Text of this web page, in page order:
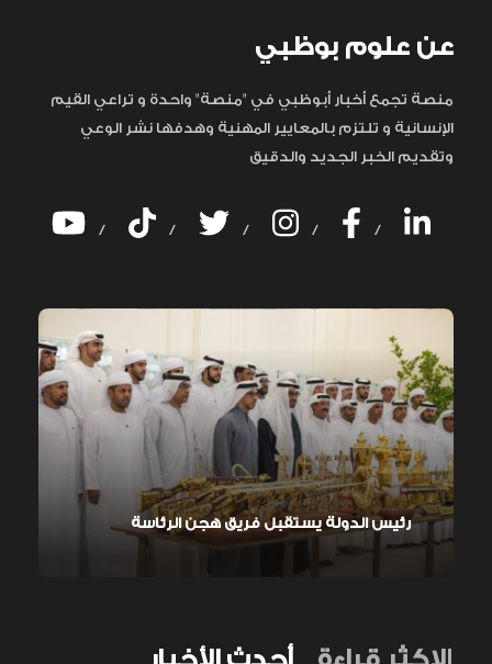
عن علوم بوظبي
منصة تجمع أخبار أبوظبي في "منصة" واحدة و تراعي القيم
الإنسانية و تلتزم بالمعايير المهنية وهدفها نشر الوعي
وتقديم الخبر الجديد والدقيق
/ / / / /
رئيس الدولة يستقبل فريق هجن الرئاسة